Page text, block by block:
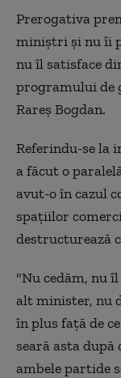
Prerogativa
miniștri și nu îi
nu îl satisface
programului de
Rareș Bogdan.
Referindu-se la
a făcut o
avut-o în cazul
spațiilor
destructurează
"Nu cedăm, nu
alt minister, nu
în plus față de
seară asta
ambele partide